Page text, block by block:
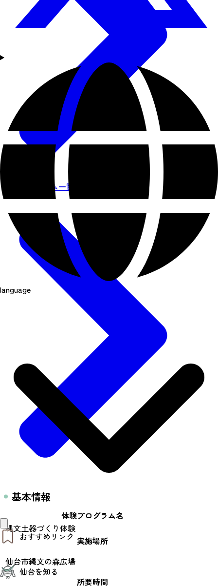
language
おすすめリンク
仙台夜時間
モデルコース
仙台を知る
体験プログラム一覧
基本情報
体験プログラム名
縄文土器づくり体験
実施場所
仙台市縄文の森広場
所要時間